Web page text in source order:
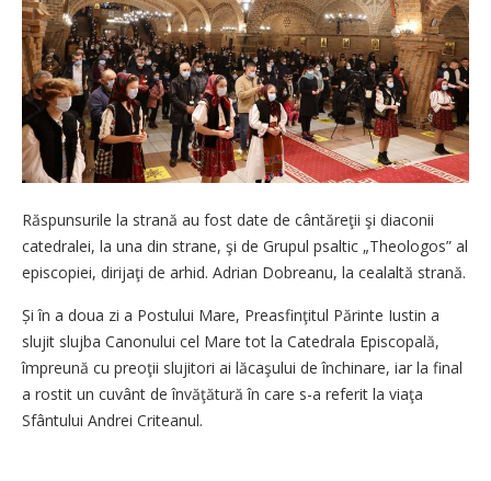
Răspunsurile la strană au fost date de cântăreţii şi diaconii
catedralei, la una din strane, şi de Grupul psaltic „Theologos” al
episcopiei, dirijaţi de arhid. Adrian Dobreanu, la cealaltă strană.
Și în a doua zi a Postului Mare, Preasfin­ţitul Părinte Iustin a
slujit slujba Canonului cel Mare tot la Catedrala Episcopală,
împreună cu preoţii slujitori ai lăcaşului de închinare, iar la final
a rostit un cuvânt de învăţătură în care s-a referit la viaţa
Sfântului Andrei Criteanul.